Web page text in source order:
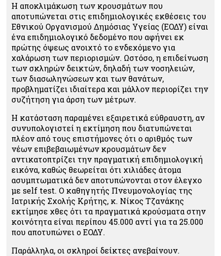
Η αποκλιμάκωση των κρουσμάτων που
αποτυπώνεται στις επιδημιολογικές εκθέσεις του
Εθνικού Οργανισμού Δημόσιας Υγείας (ΕΟΔΥ) είναι
ένα επιδημιολογικό δεδομένο που αφήνει εκ
πρώτης όψεως ανοιχτό το ενδεχόμενο για
χαλάρωση των περιορισμών. Ωστόσο, η επιδείνωση
των σκληρών δεικτών, δηλαδή των νοσηλειών,
των διασωληνώσεων και των θανάτων,
προβληματίζει ιδιαίτερα και μάλλον περιορίζει την
συζήτηση για άρση των μέτρων.
Η κατάσταση παραμένει εξαιρετικά εύθραυστη, αν
συνυπολογιστεί η εκτίμηση που διατυπώνεται
πλέον από τους επιστήμονες ότι ο αριθμός των
νέων επιβεβαιωμένων κρουσμάτων δεν
αντικατοπτρίζει την πραγματική επιδημιολογική
εικόνα, καθώς θεωρείται ότι χιλιάδες άτομα
ασυμπτωματικά δεν αποτυπώνονται στον έλεγχο
με self test. Ο καθηγητής Πνευμονολογίας της
Ιατρικής Σχολής Κρήτης, κ. Νίκος Τζανάκης
εκτίμησε χθες ότι τα πραγματικά κρούσματα στην
κοινότητα είναι περίπου 45.000 αντί για τα 25.000
που αποτυπώνει ο ΕΟΔΥ.
Παράλληλα, οι σκληροί δείκτες ανεβαίνουν.